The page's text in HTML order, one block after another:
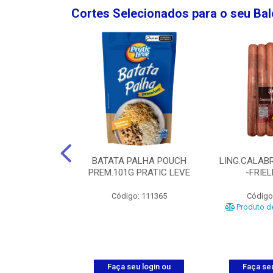
Cortes Selecionados para o seu
BATATA PALHA POUCH
PREM.101G PRATIC LEVE
Código: 111365
Faça seu login ou
-
Produto
Faça